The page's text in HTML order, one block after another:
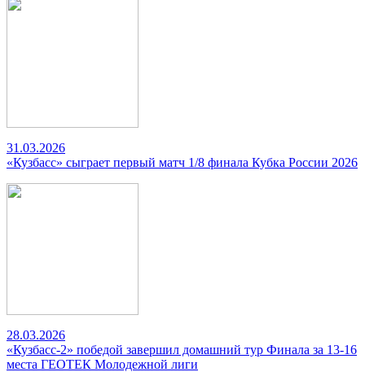
31.03.2026
«Кузбасс» сыграет первый матч 1/8 финала Кубка России 2026
28.03.2026
«Кузбасс-2» победой завершил домашний тур Финала за 13-16
места ГЕОТЕК Молодежной лиги